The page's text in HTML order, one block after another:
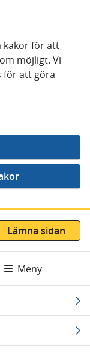
kakor för att
möjligt. Vi
för att göra
Lämna sidan
Meny